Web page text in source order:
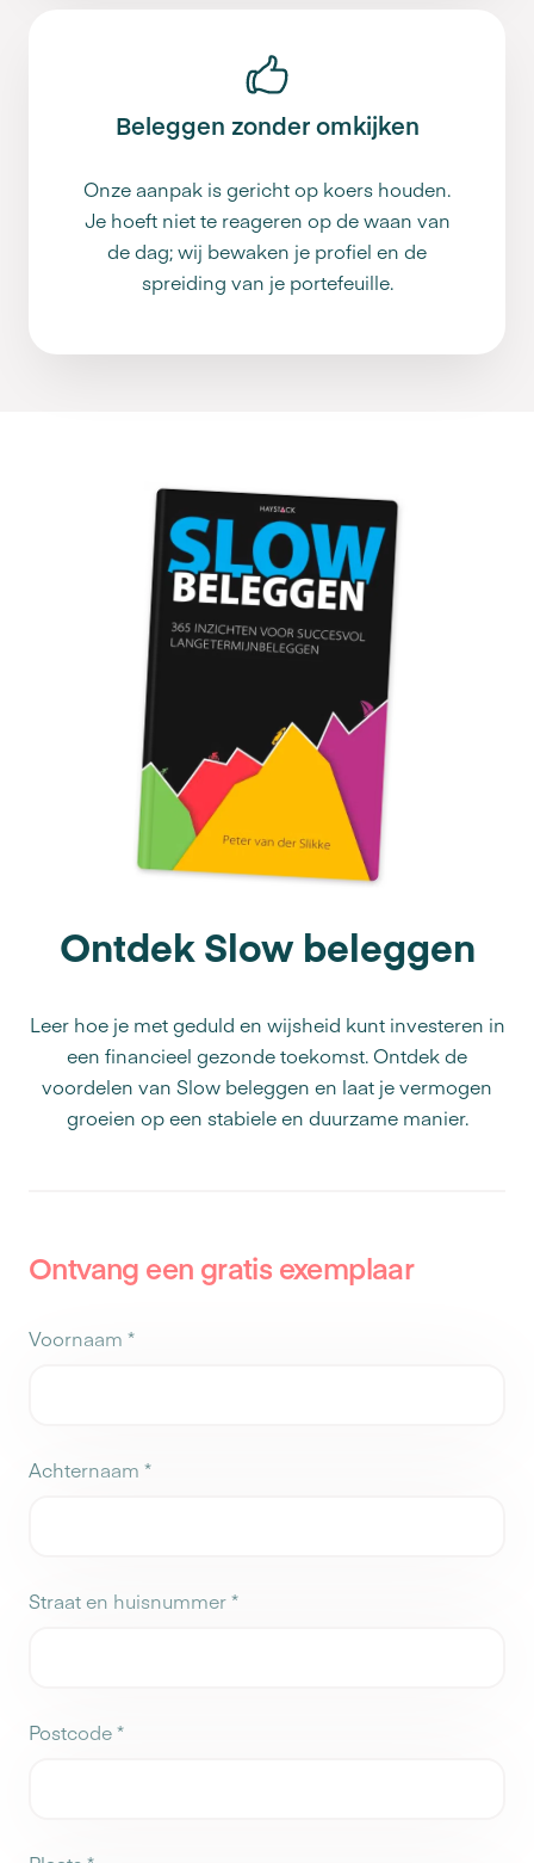
Beleggen zonder omkijken
Onze aanpak is gericht op koers houden.
Je hoeft niet te reageren op de waan van
de dag; wij bewaken je profiel en de
spreiding van je portefeuille.
Ontdek Slow beleggen
Leer hoe je met geduld en wijsheid kunt investeren in
een financieel gezonde toekomst. Ontdek de
voordelen van Slow beleggen en laat je vermogen
groeien op een stabiele en duurzame manier.
Ontvang een gratis exemplaar
Voornaam *
Achternaam *
Straat en huisnummer*
Postcode*